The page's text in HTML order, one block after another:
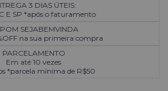
3 DIAS ÚTEIS:
E SP *após o faturamento
SEJABEMVINDA
na sua primeira compra
PARCELAMENTO
Em até 10 vezes
*parcela mínima de R$50